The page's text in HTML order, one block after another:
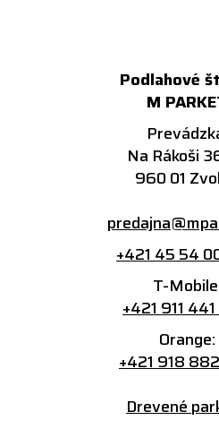
Podlahové
M
Na Rákoši
960 01
+421 45 54
T-
+421 911
Orange:
+421 918
Drevené